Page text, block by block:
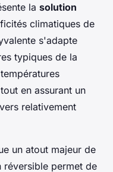
la solution
climatiques de
s'adapte
typiques de la
en assurant un
relativement
un atout majeur de
réversible permet de